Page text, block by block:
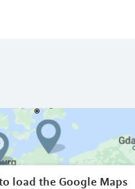
load the Google Maps